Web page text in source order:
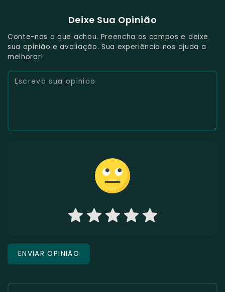
Deixe Sua Opinião
Conte-nos o que achou. Preencha os campos e deixe
sua opinião e avaliação. Sua experiência nos ajuda a
melhorar!